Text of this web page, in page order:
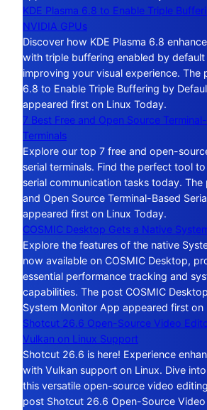
KDE Plasma 6.8 to Enable Triple
NVIDIA GPUs
Discover how KDE Plasma 6.8
with triple buffering enabled by default
improving your visual experience. The
6.8 to Enable Triple Buffering by
appeared first on Linux Today.
7 Best Free and Open Source
Terminals
Explore our top 7 free and open-
serial terminals. Find the perfect tool
serial communication tasks today. The
and Open Source Terminal-Based
appeared first on Linux Today.
COSMIC Desktop Gets a Native
Explore the features of the native
now available on COSMIC Desktop,
essential performance tracking and
capabilities. The post COSMIC
System Monitor App appeared first on
Shotcut 26.6 Open-Source Video
Vulkan on Linux Support
Shotcut 26.6 is here! Experience
with Vulkan support on Linux. Dive
this versatile open-source video
post Shotcut 26.6 Open-Source Video